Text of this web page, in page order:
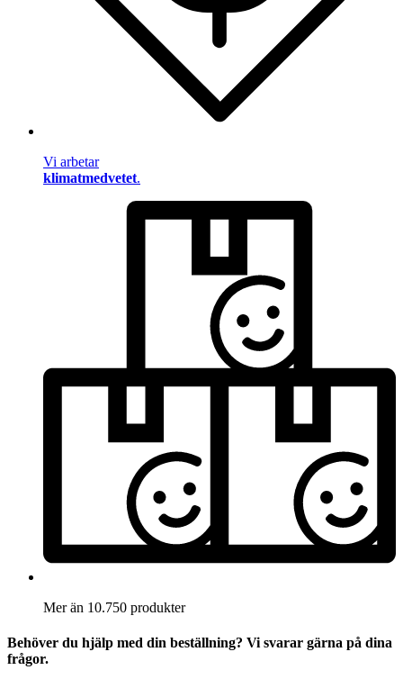
Vi arbetar
klimatmedvetet.
Mer än 10.750 produkter
Behöver du hjälp med din beställning? Vi svarar gärna på dina
frågor.